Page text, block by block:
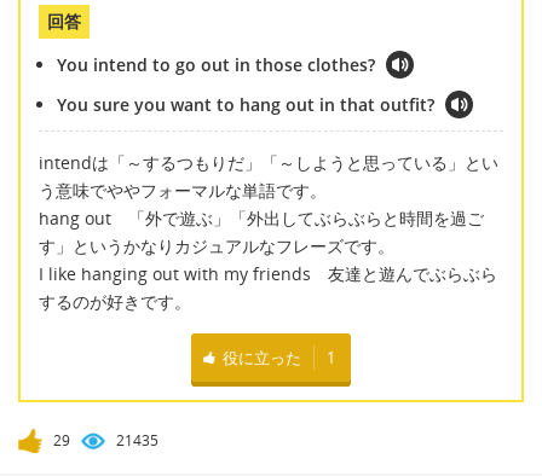
回答
You intend to go out in those clothes?
You sure you want to hang out in that outfit?
intendは「～するつもりだ」「～しようと思っている」とい
う意味でややフォーマルな単語です。
hang out 「外で遊ぶ」「外出してぶらぶらと時間を過ご
す」というかなりカジュアルなフレーズです。
I like hanging out with my friends 友達と遊んでぶらぶら
するのが好きです。
役に立った 1
29 21435